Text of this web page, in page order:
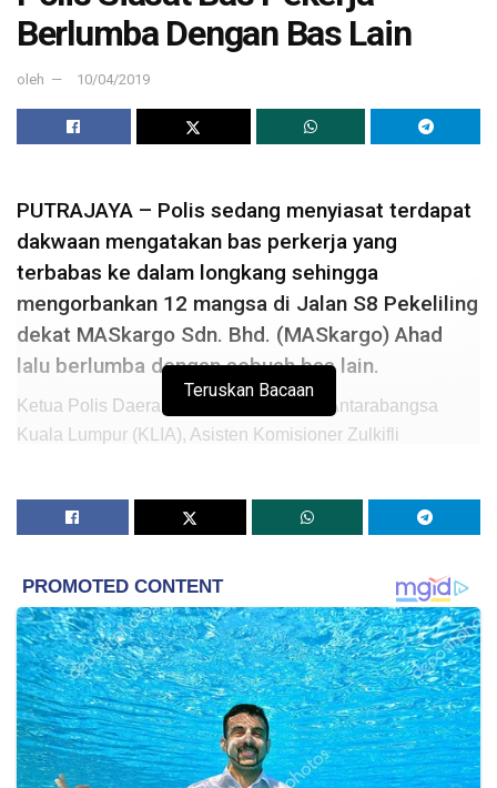
Berlumba Dengan Bas Lain
oleh 10/04/2019
PUTRAJAYA – Polis sedang menyiasat terdapat
dakwaan mengatakan bas perkerja yang
terbabas ke dalam longkang sehingga
mengorbankan 12 mangsa di Jalan S8 Pekeliling
dekat MASkargo Sdn. Bhd. (MASkargo) Ahad
lalu berlumba dengan sebuah bas lain.
Ketua Polis Daerah Lapangan Terbang Antarabangsa
Kuala Lumpur (KLIA), Asisten Komisioner Zulkifli
sebelum nahas berlaku.
dapat disahkan dan polis sedang menyiasat lebih lanjut
dakwaan tersebut.
“Ia hanya dakwaan seorang mangsa yang mengatakan
bas itu berlumba ekoran pemandu memandu dalam
keadaan laju seolah-olah seperti sedang berlumba.
“Sekiranya bas itu berlumba, kita perlu menyiasat
Teruskan Bacaan